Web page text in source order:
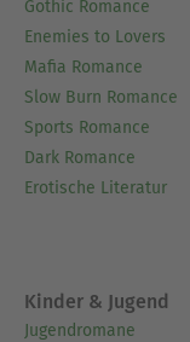
Gothic Romance
Enemies to Lovers
Mafia Romance
Slow Burn Romance
Sports Romance
Dark Romance
Erotische Literatur
Kinder & Jugend
Jugendromane